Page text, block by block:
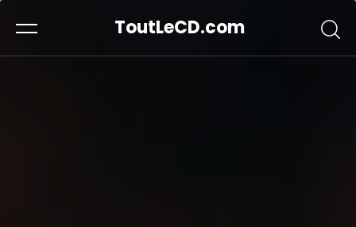
ToutLeCD.com